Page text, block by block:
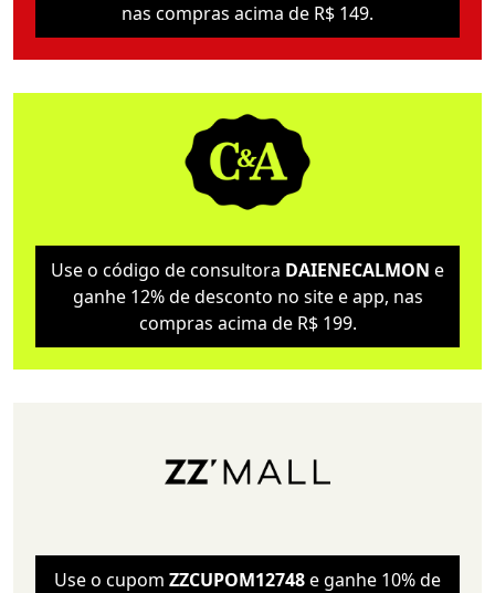
nas compras acima de R$ 149.
Use o código de consultora DAIENECALMON e
ganhe 12% de desconto no site e app, nas
compras acima de R$ 199.
Use o cupom ZZCUPOM12748e ganhe 10% de